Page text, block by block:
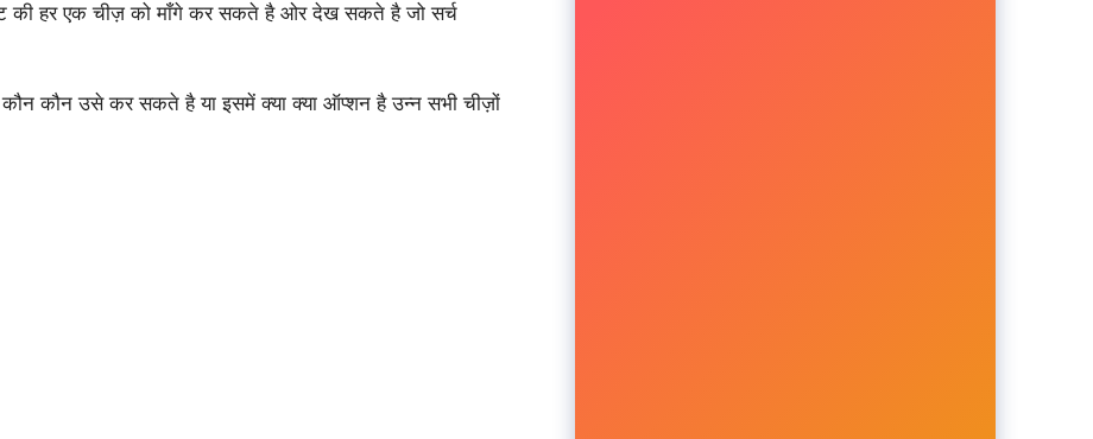
की हर एक चीज़ को माँगे कर सकते है ओर देख सकते है जो सर्च
कौन उसे कर सकते है या इसमें क्या क्या ऑप्शन है उन्न सभी चीज़ों